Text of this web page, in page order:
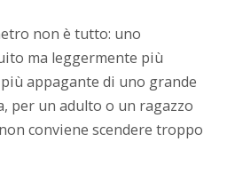
non è tutto: uno
ma leggermente più
appagante di uno grande
per un adulto o un ragazzo
conviene scendere troppo